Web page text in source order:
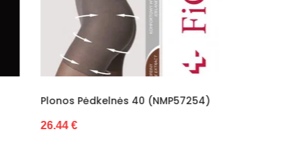
Trippy Tights 20 Den (NMP58925)
22.23 €